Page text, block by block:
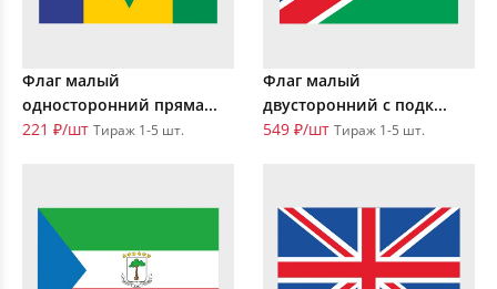
Флаг малый
односторонний пряма...
221 ₽/шт Тираж 1-5 шт.
Флаг малый
двусторонний с подк...
549 ₽/шт Тираж 1-5 шт.